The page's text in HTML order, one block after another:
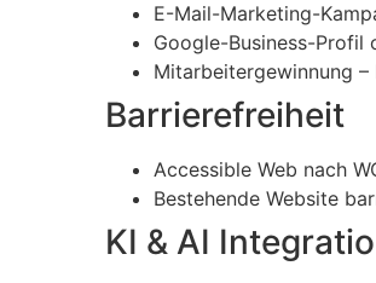
E-Mail-Marketing-
Google-Business-Profil
Mitarbeitergewinnung
Barrierefreiheit
Accessible Web nach
Bestehende Website
KI & AI